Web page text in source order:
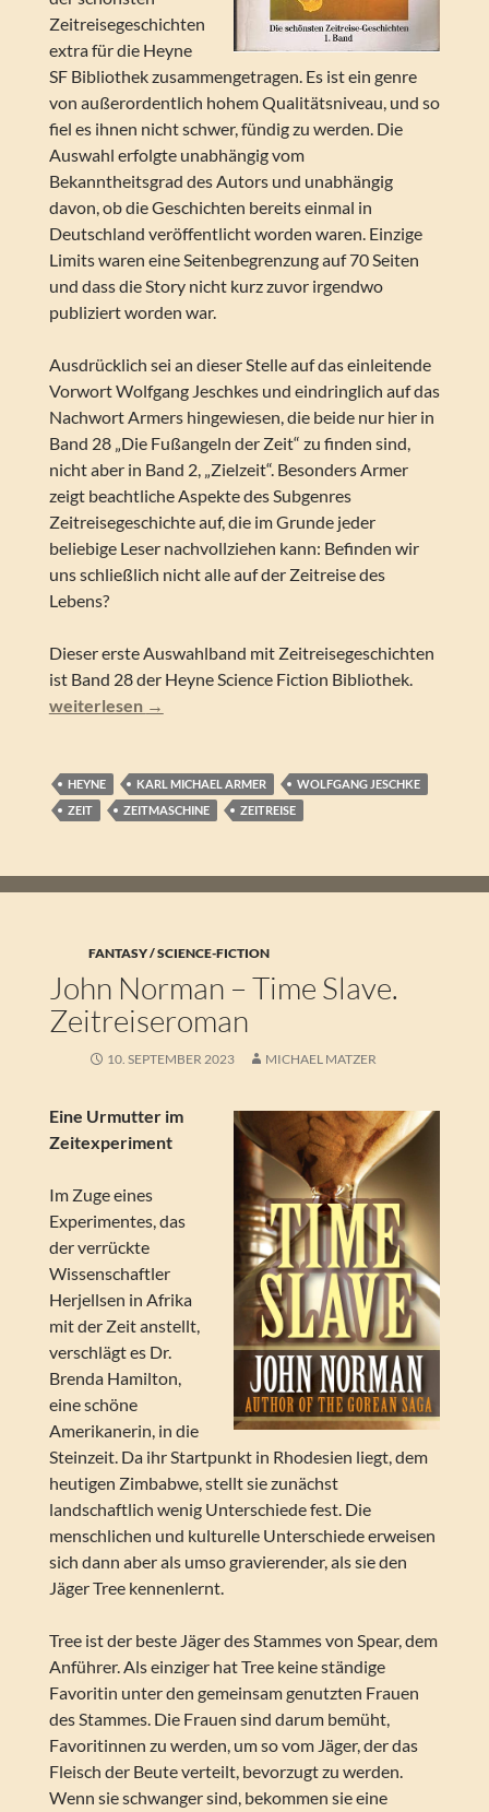
Zeitreisegeschichten
extra für die Heyne
SF Bibliothek zusammengetragen. Es ist ein genre
von außerordentlich hohem Qualitätsniveau, und so
fiel es ihnen nicht schwer, fündig zu werden. Die
Auswahl erfolgte unabhängig vom
Bekanntheitsgrad des Autors und unabhängig
davon, ob die Geschichten bereits einmal in
Deutschland veröffentlicht worden waren. Einzige
Limits waren eine Seitenbegrenzung auf 70 Seiten
und dass die Story nicht kurz zuvor irgendwo
publiziert worden war.
Ausdrücklich sei an dieser Stelle auf das einleitende
Vorwort Wolfgang Jeschkes und eindringlich auf das
Nachwort Armers hingewiesen, die beide nur hier in
Band 28 „Die Fußangeln der Zeit“ zu finden sind,
nicht aber in Band 2, „Zielzeit“. Besonders Armer
zeigt beachtliche Aspekte des Subgenres
Zeitreisegeschichte auf, die im Grunde jeder
beliebige Leser nachvollziehen kann: Befinden wir
uns schließlich nicht alle auf der Zeitreise des
Lebens?
Dieser erste Auswahlband mit Zeitreisegeschichten
ist Band 28 der Heyne Science Fiction Bibliothek.
Wolfgang Jeschke & Karl Michael Armer (Hrsg.) – Die
weiterlesen →
HEYNE KARL MICHAEL ARMER
WOLFGANG JESCHKE
ZEIT
ZEITMASCHINE ZEITREISE
FANTASY / SCIENCE-FICTION
John Norman – Time Slave.
Zeitreiseroman
10. SEPTEMBER 2023 MICHAEL MATZER
Eine Urmutter im
Zeitexperiment
Im Zuge eines
Experimentes, das
der verrückte
Wissenschaftler
Herjellsen in Afrika
mit der Zeit anstellt,
verschlägt es Dr.
Brenda Hamilton,
eine schöne
Amerikanerin, in die
Steinzeit. Da ihr Startpunkt in Rhodesien liegt, dem
heutigen Zimbabwe, stellt sie zunächst
landschaftlich wenig Unterschiede fest. Die
menschlichen und kulturelle Unterschiede erweisen
sich dann aber als umso gravierender, als sie den
Jäger Tree kennenlernt.
Tree ist der beste Jäger des Stammes von Spear, dem
Anführer. Als einziger hat Tree keine ständige
Favoritin unter den gemeinsam genutzten Frauen
des Stammes. Die Frauen sind darum bemüht,
Favoritinnen zu werden, um so vom Jäger, der das
Fleisch der Beute verteilt, bevorzugt zu werden.
Wenn sie schwanger sind, bekommen sie eine